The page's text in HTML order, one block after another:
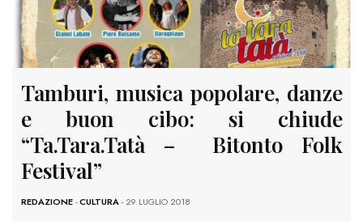
Tamburi, musica popolare, danze
e buon cibo: si chiude
“Ta.Tara.Tatà – Bitonto Folk
Festival”
REDAZIONE-CULTURA- 29 LUGLIO 2018